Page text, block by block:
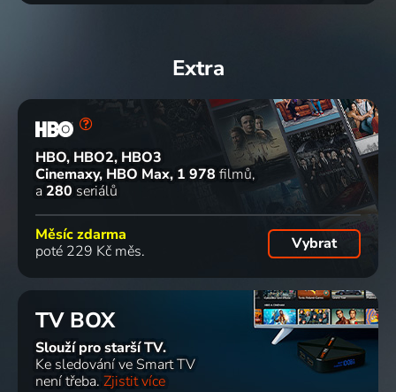
Extra
HBO, HBO2, HBO3
Cinemaxy, HBO Max 1 978 filmů
a 280 seriálů
Měsíc zdarma
poté 229 Kč měs.
Vybrat
TV BOX
Slouží pro starší TV.
Ke sledování ve Smart TV
není třeba. Zjistit více